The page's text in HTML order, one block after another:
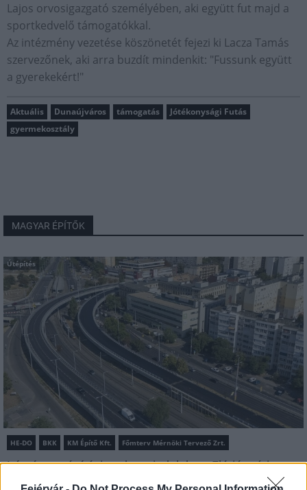
Lajos orvosigazgató személyében, aki együtt fut majd a
sportkedvelő támogatókkal.
Az intézmény vezetése köszönetét fejezi ki Lacza Tamás
szervezőnek, aki arra buzdít mindenkit: "Fussunk együtt
a gyerekekért!"
Aktuális Dunaújváros támogatás
Jótékonysági Futás
gyermekosztály
MAGYAR ÉPÍTŐK
Útépítés
HE-DO BKK KM Építő Kft. Főmterv Mérnöki Tervező Zrt.
Látványos építési szakasz indult be a Flórián téri